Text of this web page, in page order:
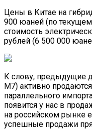
Цены в Китае на
900 юаней (по
стоимость
рублей (6 500 000
К слову, предыдущие
M7) активно
параллельного
появится у нас в
на российском рынке
успешные продажи